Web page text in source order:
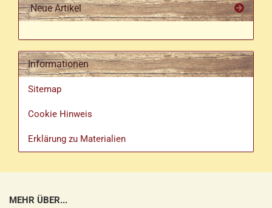
Neue Artikel
Informationen
Sitemap
Cookie Hinweis
Erklärung zu Materialien
MEHR ÜBER...